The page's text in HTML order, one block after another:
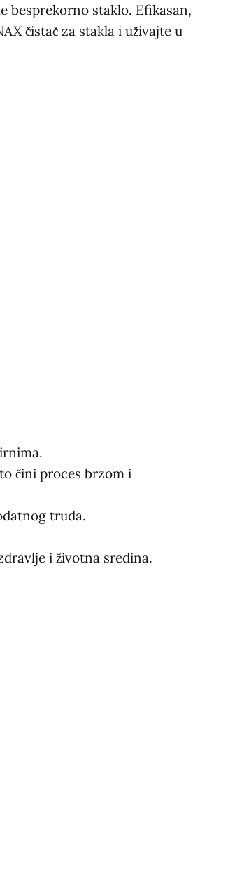
besprekorno staklo. Efikasan,
čistač za stakla i uživajte u
čini proces brzom i
truda.
i životna sredina.